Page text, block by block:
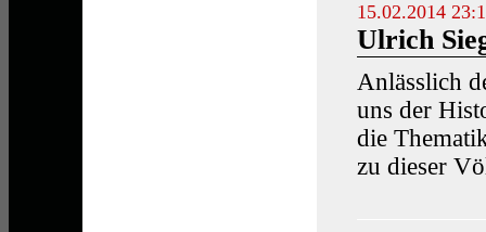
15.02.2014
Ulrich
Anlässlich
uns der
die
zu dieser